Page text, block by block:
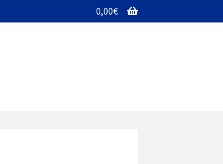
0,00€